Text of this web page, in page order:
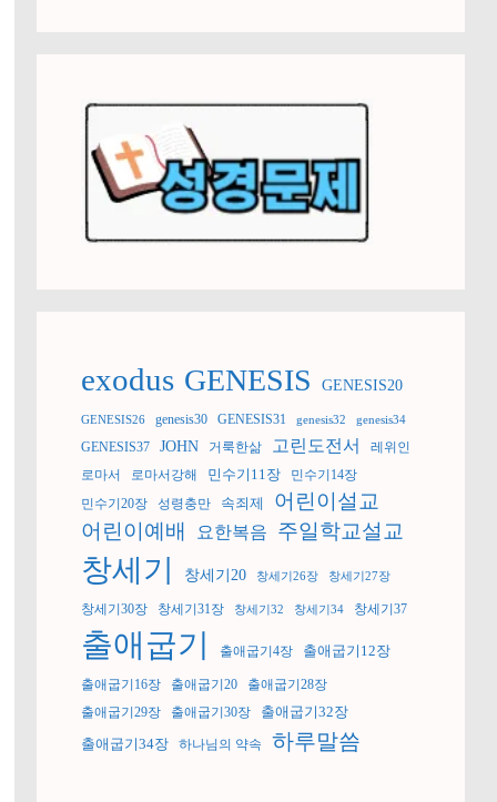
exodus GENESIS GENESIS20
GENESIS26 genesis30 GENESIS31 genesis32 genesis34
GENESIS37 JOHN 거룩한삶 고린도전서
레위인
로마서
로마서강해 민수기11장
민수기14장
민수기20장
성령충만 속죄제
어린이설교
어린이예배
요한복음 주일학교설교
창세기 창세기20 창세기26장 창세기27장
창세기30장 창세기31장 창세기32 창세기34 창세기37
출애굽기 출애굽기4장 출애굽기12장
출애굽기16장 출애굽기20
출애굽기28장
출애굽기29장
출애굽기30장 출애굽기32장
출애굽기34장 하나님의 약속 하루말씀